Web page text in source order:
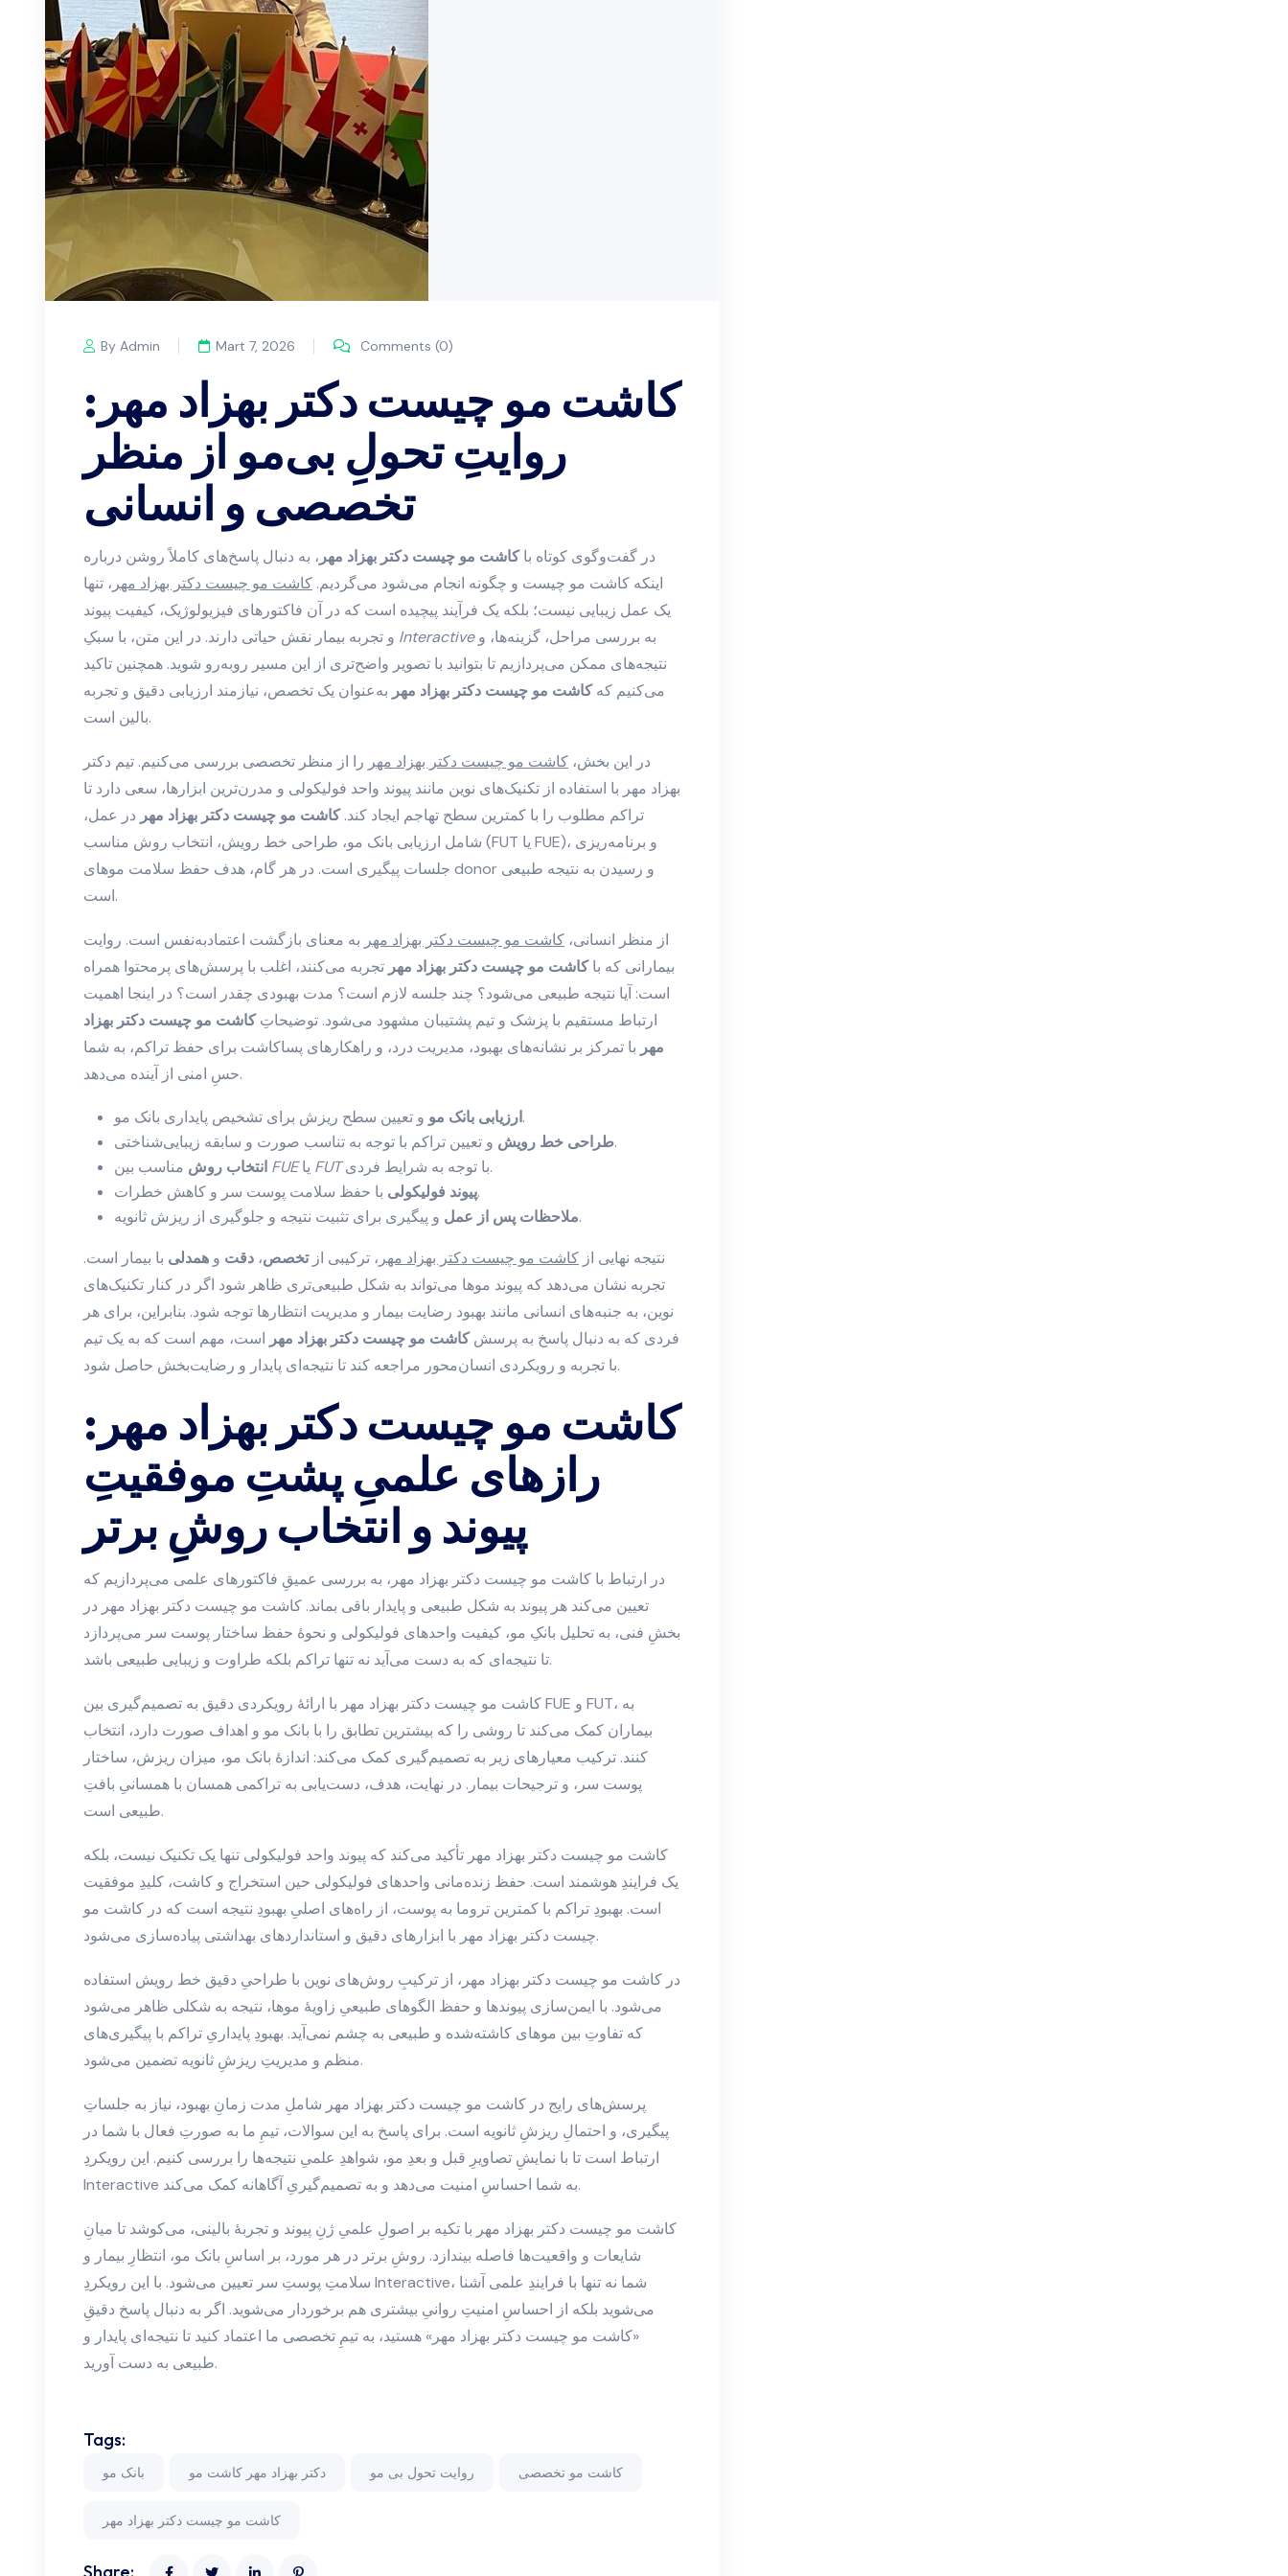
By Admin Mart 7, 2026 Comments (0)
کاشت مو چیست دکتر بهزاد مهر:
روایتِ تحولِ بی‌مو از منظر
تخصصی و انسانی
در گفت‌وگوی کوتاه باکاشت مو چیست دکتر بهزاد مهر ، به دنبال پاسخ‌های کاملاً روشن درباره
اینکه کاشت مو چیست و چگونه انجام می‌شود می‌گردیم. کاشت مو چیست دکتر بهزاد مهر ، تنها
یک عمل زیبایی نیست؛ بلکه یک فرآیند پیچیده است که در آن فاکتورهای فیزیولوژیک، کیفیت پیوند
Interactiveبه بررسی مراحل، گزینه‌ها، و
نتیجه‌های ممکن می‌پردازیم تا بتوانید با تصویر واضح‌تری از این مسیر روبه‌رو شوید. همچنین تاکید
می‌کنیم کهکاشت مو چیست دکتر بهزاد مهر به‌عنوان یک تخصص، نیازمند ارزیابی دقیق و تجربه
بالین است.
در این بخش، کاشت مو چیست دکتر بهزاد مهر را از منظر تخصصی بررسی می‌کنیم. تیم دکتر
بهزاد مهر با استفاده از تکنیک‌های نوین مانند پیوند واحد فولیکولی و مدرن‌ترین ابزارها، سعی دارد تا
تراکم مطلوب را با کمترین سطح تهاجم ایجاد کند.کاشت مو چیست دکتر بهزاد مهر در عمل،
شامل ارزیابی بانک مو، طراحی خط رویش، انتخاب روش مناسب (FUT یا FUE)، و برنامه‌ریزی
جلسات پیگیری است. در هر گام، هدف حفظ سلامت موهای donor و رسیدن به نتیجه طبیعی
است.
از منظر انسانی، کاشت مو چیست دکتر بهزاد مهر به معنای بازگشت اعتمادبه‌نفس است. روایت
بیمارانی که باکاشت مو چیست دکتر بهزاد مهر تجربه می‌کنند، اغلب با پرسش‌های پرمحتوا همراه
است: آیا نتیجه طبیعی می‌شود؟ چند جلسه لازم است؟ مدت بهبودی چقدر است؟ در اینجا اهمیت
ارتباط مستقیم با پزشک و تیم پشتیبان مشهود می‌شود. توضیحاتِکاشت مو چیست دکتر بهزاد
مهر با تمرکز بر نشانه‌های بهبود، مدیریت درد، و راهکارهای پساکاشت برای حفظ تراکم، به شما
حسِ امنی از آینده می‌دهد.
ارزیابی بانک موو تعیین سطح ریزش برای تشخیص پایداری بانک مو.
طراحی خط رویشو تعیین تراکم با توجه به تناسب صورت و سابقه زیبایی‌شناختی.
انتخاب روش FUE FUT
با توجه به شرایط فردی.
پیوند فولیکولیبا حفظ سلامت پوست سر و کاهش خطرات.
ملاحظات پس از عملو پیگیری برای تثبیت نتیجه و جلوگیری از ریزش ثانویه.
نتیجه نهایی از کاشت مو چیست دکتر بهزاد مهر ، ترکیبی ازتخصص، دقت و همدلی با بیمار است.
تجربه نشان می‌دهد که پیوند موها می‌تواند به شکل طبیعی‌تری ظاهر شود اگر در کنار تکنیک‌های
نوین، به جنبه‌های انسانی مانند بهبود رضایت بیمار و مدیریت انتظارها توجه شود. بنابراین، برای هر
فردی که به دنبال پاسخ به پرسشکاشت مو چیست دکتر بهزاد مهر است، مهم است که به یک تیم
با تجربه و رویکردی انسان‌محور مراجعه کند تا نتیجه‌ای پایدار و رضایت‌بخش حاصل شود.
کاشت مو چیست دکتر بهزاد مهر:
رازهای علمیِ پشتِ موفقیتِ
پیوند و انتخاب روشِ برتر
در ارتباط با کاشت مو چیست دکتر بهزاد مهر، به بررسی عمیقِ فاکتورهای علمی می‌پردازیم که
تعیین می‌کند هر پیوند به شکل طبیعی و پایدار باقی بماند. کاشت مو چیست دکتر بهزاد مهر در
بخشِ فنی، به تحلیل بانکِ مو، کیفیت واحدهای فولیکولی و نحوهٔ حفظ ساختار پوست سر می‌پردازد
تا نتیجه‌ای که به دست می‌آید نه تنها تراکم بلکه طراوت و زیبایی طبیعی باشد.
کاشت مو چیست دکتر بهزاد مهر با ارائهٔ رویکردی دقیق به تصمیم‌گیری بین FUE و FUT، به
بیماران کمک می‌کند تا روشی را که بیشترین تطابق را با بانک مو و اهداف صورت دارد، انتخاب
کنند. ترکیب معیارهای زیر به تصمیم‌گیری کمک می‌کند: اندازهٔ بانک مو، میزان ریزش، ساختار
پوست سر، و ترجیحات بیمار. در نهایت، هدف، دست‌یابی به تراکمی همسان با همسانیِ بافتِ
طبیعی است.
کاشت مو چیست دکتر بهزاد مهر تأکید می‌کند که پیوند واحد فولیکولی تنها یک تکنیک نیست، بلکه
یک فرایندِ هوشمند است. حفظ زنده‌مانی واحدهای فولیکولی حین استخراج و کاشت، کلیدِ موفقیت
است. بهبودِ تراکم با کمترین تروما به پوست، از راه‌های اصلیِ بهبودِ نتیجه است که در کاشت مو
چیست دکتر بهزاد مهر با ابزارهای دقیق و استانداردهای بهداشتی پیاده‌سازی می‌شود.
در کاشت مو چیست دکتر بهزاد مهر، از ترکیبِ روش‌های نوین با طراحیِ دقیق خط رویش استفاده
می‌شود. با ایمن‌سازی پیوندها و حفظ الگوهای طبیعیِ زاویهٔ موها، نتیجه به شکلی ظاهر می‌شود
که تفاوتِ بین موهای کاشته‌شده و طبیعی به چشم نمی‌آید. بهبودِ پایداریِ تراکم با پیگیری‌های
منظم و مدیریتِ ریزشِ ثانویه تضمین می‌شود.
پرسش‌های رایج در کاشت مو چیست دکتر بهزاد مهر شاملِ مدت زمانِ بهبود، نیاز به جلساتِ
پیگیری، و احتمالِ ریزشِ ثانویه است. برای پاسخ به این سوالات، تیمِ ما به صورتِ فعال با شما در
ارتباط است تا با نمایشِ تصاویرِ قبل و بعدِ مو، شواهدِ علمیِ نتیجه‌ها را بررسی کنیم. این رویکردِ
Interactive به شما احساسِ امنیت می‌دهد و به تصمیم‌گیریِ آگاهانه کمک می‌کند.
کاشت مو چیست دکتر بهزاد مهر با تکیه بر اصولِ علمیِ ژنِ پیوند و تجربهٔ بالینی، می‌کوشد تا میانِ
شایعات و واقعیت‌ها فاصله بیندازد. روشِ برتر در هر مورد، بر اساسِ بانک مو، انتظارِ بیمار و
سلامتِ پوستِ سر تعیین می‌شود. با این رویکردِ Interactive، شما نه تنها با فرایندِ علمی آشنا
می‌شوید بلکه از احساسِ امنیتِ روانیِ بیشتری هم برخوردار می‌شوید. اگر به دنبال پاسخ دقیقِ
«کاشت مو چیست دکتر بهزاد مهر» هستید، به تیمِ تخصصی ما اعتماد کنید تا نتیجه‌ای پایدار و
طبیعی به دست آورید.
Tags:
بانک مو دکتر بهزاد مهر کاشت مو روایت تحول بی مو کاشت مو تخصصی
کاشت مو چیست دکتر بهزاد مهر